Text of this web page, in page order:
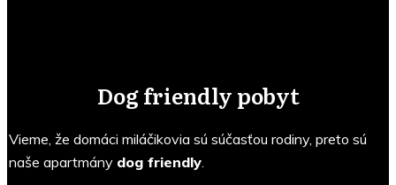
Dog friendly pobyt
Vieme, že domáci miláčikovia sú súčasťou rodiny, preto sú
naše apartmány dog friendly.